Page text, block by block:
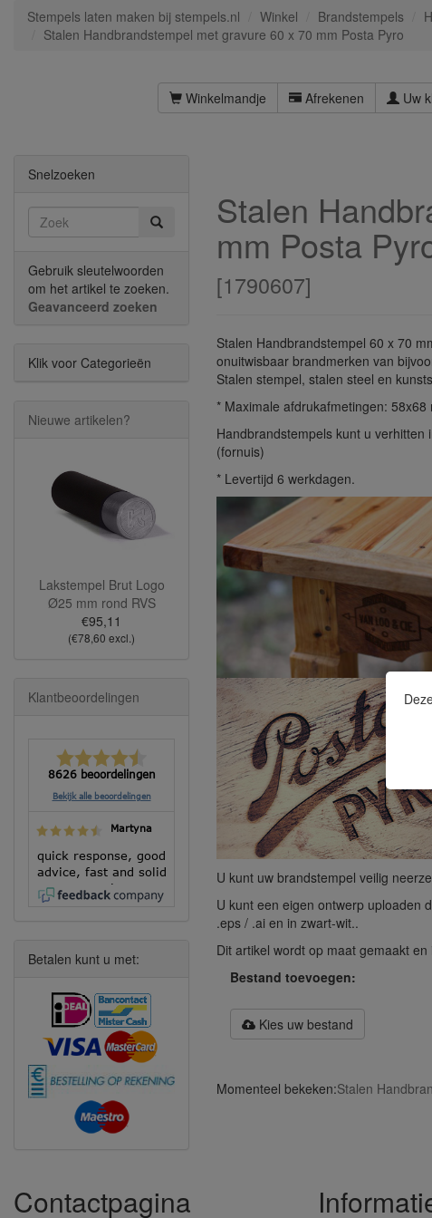
Stempels laten maken bij stempels.nl Winkel Brandstempels
Stalen Handbrandstempel met gravure 60 x 70 mm Posta Pyro
Winkelmandje Afrekenen Uw
Stalen
mm Posta
[1790607]
Stalen Handbrandstempel 60 x 70
onuitwisbaar brandmerken van
Stalen stempel, stalen steel en
* Maximale afdrukafmetingen: 58x68
Handbrandstempels kunt u verhitten
(fornuis)
* Levertijd 6 werkdagen.
U kunt uw brandstempel veilig
U kunt een eigen ontwerp uploaden
.eps / .ai en in zwart-wit..
Dit artikel wordt op maat gemaakt
Bestand toevoegen:
Kies uw bestand
Momenteel bekeken:Stalen
Snelzoeken
Gebruik sleutelwoorden
om het artikel te zoeken.
Geavanceerd zoeken
Klik voor Categorieën
Nieuwe artikelen?
Lakstempel Brut Logo
Ø25 mm rond RVS
€95,11
(€78,60 excl.)
Klantbeoordelingen
8626 beoordelingen
Bekijk alle beoordelingen
Martyna
quick response, good
advice, fast and solid
execution!
Betalen kunt u met:
Contactpagina